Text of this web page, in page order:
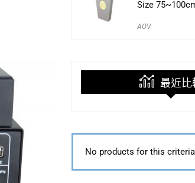
Size
AOV
最近比
No products for this